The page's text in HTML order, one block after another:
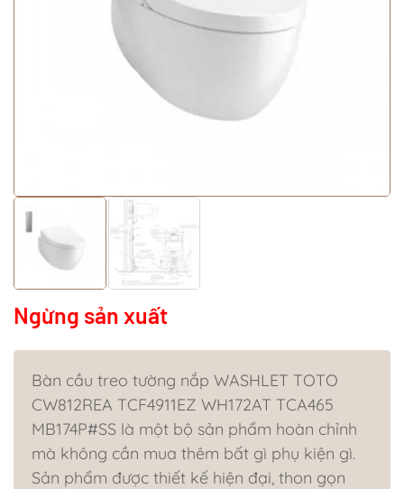
Ngừng sản xuất
Bàn cầu treo tường nắp WASHLET TOTO
CW812REA TCF4911EZ WH172AT TCA465
MB174P#SS là một bộ sản phẩm hoàn chỉnh
mà không cần mua thêm bất gì phụ kiện gì.
Sản phẩm được thiết kế hiện đại, thon gọn